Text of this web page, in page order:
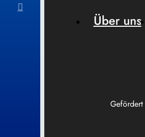
Gefördert
Über uns